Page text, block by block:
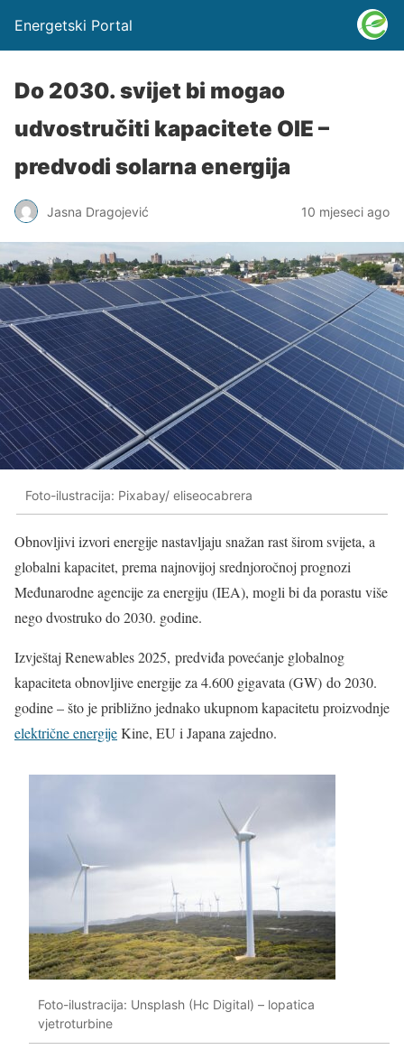
Energetski Portal
Do 2030. svijet bi mogao
udvostručiti kapacitete OIE –
predvodi solarna energija
Jasna Dragojević 10 mjeseci ago
Foto-ilustracija: Pixabay/ eliseocabrera
Obnovljivi izvori energije nastavljaju snažan rast širom svijeta, a
globalni kapacitet, prema najnovijoj srednjoročnoj prognozi
Međunarodne agencije za energiju (IEA), mogli bi da porastu više
nego dvostruko do 2030. godine.
Izvještaj Renewables 2025, predviđa povećanje globalnog
kapaciteta obnovljive energije za 4.600 gigavata (GW) do 2030.
godine – što je približno jednako ukupnom kapacitetu proizvodnje
električne energijeKine, EU i Japana zajedno.
Foto-ilustracija: Unsplash (Hc Digital) – lopatica
vjetroturbine